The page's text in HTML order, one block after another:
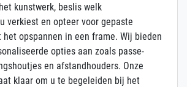
kunstwerk, beslis welk
verkiest en opteer voor gepaste
opspannen in een frame. Wij bieden
opties aan zoals passe-
en afstandhouders. Onze
klaar om u te begeleiden bij het